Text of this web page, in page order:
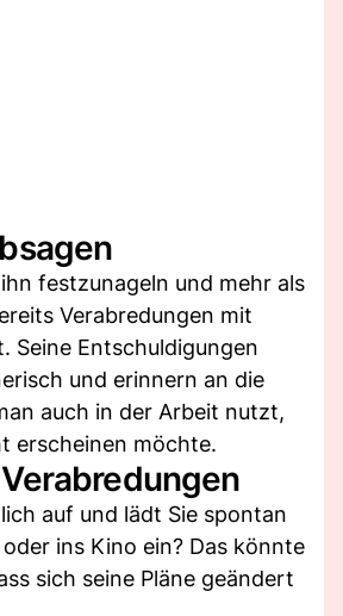
festzunageln und mehr als
Verabredungen mit
Seine Entschuldigungen
und erinnern an die
auch in der Arbeit nutzt,
erscheinen möchte.
auf und lädt Sie spontan
ins Kino ein? Das könnte
sich seine Pläne geändert